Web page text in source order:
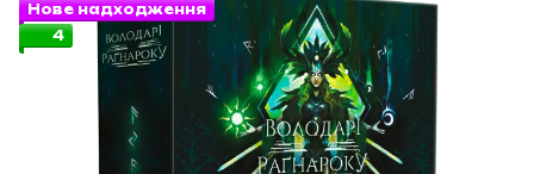
Нове надходження
4